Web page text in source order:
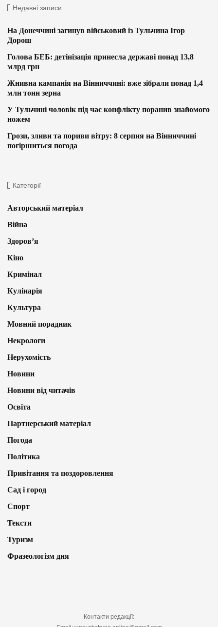
Недавні записи
На Донеччині загинув військовий із Тульчина Ігор
Дорош
Голова БЕБ: детінізація принесла державі понад 13,8
млрд грн
Жнивна кампанія на Вінниччині: вже зібрали понад 1,4
млн тонн зерна
У Тульчині чоловік під час конфлікту поранив знайомого
ножем
Грози, зливи та пориви вітру: 8 серпня на Вінниччині
погіршиться погода
Категорії
Авторський матеріал
Війна
Здоров’я
Кіно
Кримінал
Кулінарія
Культура
Мовний порадник
Некрологи
Нерухомість
Новини
Новини від читачів
Освіта
Партнерський матеріал
Погода
Політика
Привітання та поздоровлення
Сад і город
Спорт
Тексти
Туризм
Фразеологізм дня
Контакти редакції: